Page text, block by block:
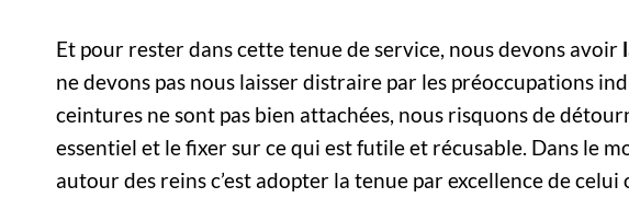
Et pour rester dans cette tenue de service, nous devons avoir
ne devons pas nous laisser distraire par les préoccupations
ceintures ne sont pas bien attachées, nous risquons de
essentiel et le fixer sur ce qui est futile et récusable. Dans le
autour des reins c’est adopter la tenue par excellence de